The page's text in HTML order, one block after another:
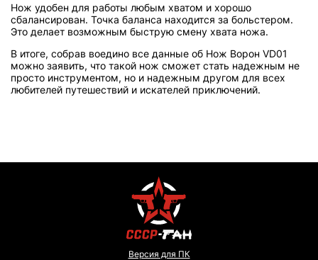
Нож удобен для работы любым хватом и хорошо
сбалансирован. Точка баланса находится за больстером.
Это делает возможным быструю смену хвата ножа.
В итоге, собрав воедино все данные об Нож Ворон VD01
можно заявить, что такой нож сможет стать надежным не
просто инструментом, но и надежным другом для всех
любителей путешествий и искателей приключений.
Версия для ПК